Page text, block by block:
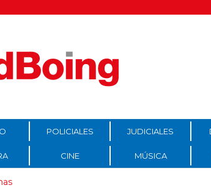
POLICIALES JUDICIALES
CINE MÚSICA